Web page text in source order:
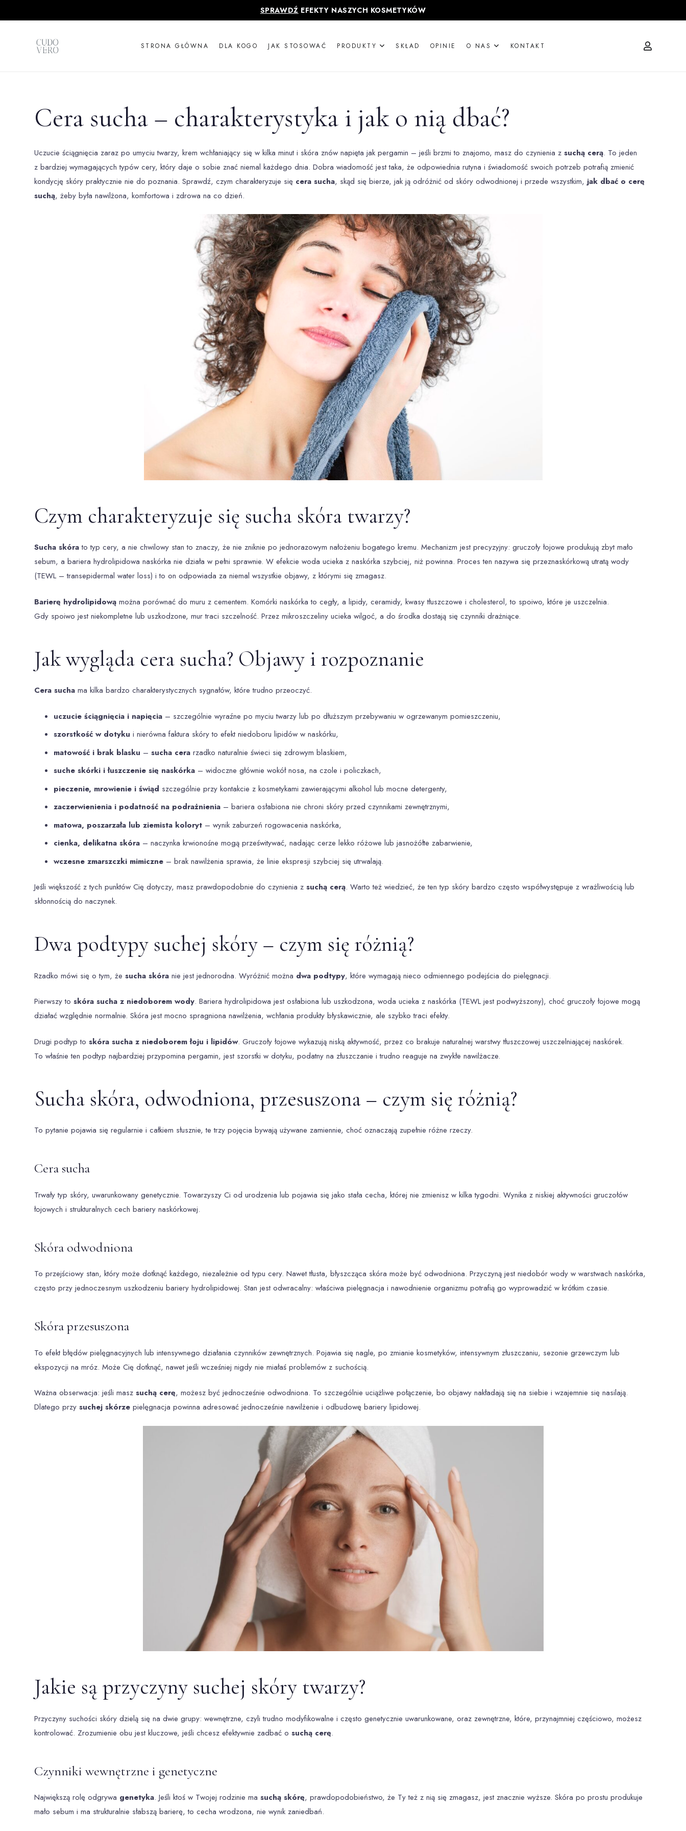
SPRAWDŹ EFEKTY NASZYCH KOSMETYKÓW
STRONA GŁÓWNA DLA KOGO JAK STOSOWAĆ PRODUKTY SKŁAD OPINIE O NAS KONTAKT
Cera sucha – charakterystyka i jak o nią dbać?
Uczucie ściągnięcia zaraz po umyciu twarzy, krem wchłaniający się w kilka minut i skóra znów napięta jak pergamin – jeśli brzmi to znajomo, masz do czynienia zsuchą cerą. To jeden
z bardziej wymagających typów cery, który daje o sobie znać niemal każdego dnia. Dobra wiadomość jest taka, że odpowiednia rutyna i świadomość swoich potrzeb potrafią zmienić
kondycję skóry praktycznie nie do poznania. Sprawdź, czym charakteryzuje się cera sucha, skąd się bierze, jak ją odróżnić od skóry odwodnionej i przede wszystkim,jak dbać o cerę
suchą, żeby była nawilżona, komfortowa i zdrowa na co dzień.
Czym charakteryzuje się sucha skóra twarzy?
Sucha skórato typ cery, a nie chwilowy stan to znaczy, że nie zniknie po jednorazowym nałożeniu bogatego kremu. Mechanizm jest precyzyjny: gruczoły łojowe produkują zbyt mało
sebum, a bariera hydrolipidowa naskórka nie działa w pełni sprawnie. W efekcie woda ucieka z naskórka szybciej, niż powinna. Proces ten nazywa się przeznaskórkową utratą wody
(TEWL – transepidermal water loss) i to on odpowiada za niemal wszystkie objawy, z którymi się zmagasz.
Barierę hydrolipidową można porównać do muru z cementem. Komórki naskórka to cegły, a lipidy, ceramidy, kwasy tłuszczowe i cholesterol, to spoiwo, które je uszczelnia.
Gdy spoiwo jest niekompletne lub uszkodzone, mur traci szczelność. Przez mikroszczeliny ucieka wilgoć, a do środka dostają się czynniki drażniące.
Jak wygląda cera sucha? Objawy i rozpoznanie
Cera sucha ma kilka bardzo charakterystycznych sygnałów, które trudno przeoczyć.
uczucie ściągnięcia i napięcia– szczególnie wyraźne po myciu twarzy lub po dłuższym przebywaniu w ogrzewanym pomieszczeniu,
szorstkość w dotyku i nierówna faktura skóry to efekt niedoboru lipidów w naskórku,
matowość i brak blasku – sucha cerarzadko naturalnie świeci się zdrowym blaskiem,
suche skórki i łuszczenie się naskórka– widoczne głównie wokół nosa, na czole i policzkach,
pieczenie, mrowienie i świąd szczególnie przy kontakcie z kosmetykami zawierającymi alkohol lub mocne detergenty,
zaczerwienienia i podatność na podrażnienia– bariera osłabiona nie chroni skóry przed czynnikami zewnętrznymi,
matowa, poszarzała lub ziemista koloryt– wynik zaburzeń rogowacenia naskórka,
cienka, delikatna skóra– naczynka krwionośne mogą prześwitywać, nadając cerze lekko różowe lub jasnożółte zabarwienie,
wczesne zmarszczki mimiczne– brak nawilżenia sprawia, że linie ekspresji szybciej się utrwalają.
Jeśli większość z tych punktów Cię dotyczy, masz prawdopodobnie do czynienia zsuchą cerą. Warto też wiedzieć, że ten typ skóry bardzo często współwystępuje z wrażliwością lub
skłonnością do naczynek.
Dwa podtypy suchej skóry – czym się różnią?
Rzadko mówi się o tym, żesucha skóra nie jest jednorodna. Wyróżnić można dwa podtypy, które wymagają nieco odmiennego podejścia do pielęgnacji.
Pierwszy toskóra sucha z niedoborem wody. Bariera hydrolipidowa jest osłabiona lub uszkodzona, woda ucieka z naskórka (TEWL jest podwyższony), choć gruczoły łojowe mogą
działać względnie normalnie. Skóra jest mocno spragniona nawilżenia, wchłania produkty błyskawicznie, ale szybko traci efekty.
Drugi podtyp toskóra sucha z niedoborem łoju i lipidów. Gruczoły łojowe wykazują niską aktywność, przez co brakuje naturalnej warstwy tłuszczowej uszczelniającej naskórek.
To właśnie ten podtyp najbardziej przypomina pergamin, jest szorstki w dotyku, podatny na złuszczanie i trudno reaguje na zwykłe nawilżacze.
Sucha skóra, odwodniona, przesuszona – czym się różnią?
To pytanie pojawia się regularnie i całkiem słusznie, te trzy pojęcia bywają używane zamiennie, choć oznaczają zupełnie różne rzeczy.
Cera sucha
Trwały typ skóry, uwarunkowany genetycznie. Towarzyszy Ci od urodzenia lub pojawia się jako stała cecha, której nie zmienisz w kilka tygodni. Wynika z niskiej aktywności gruczołów
łojowych i strukturalnych cech bariery naskórkowej.
Skóra odwodniona
To przejściowy stan, który może dotknąć każdego, niezależnie od typu cery. Nawet tłusta, błyszcząca skóra może być odwodniona. Przyczyną jest niedobór wody w warstwach naskórka,
często przy jednoczesnym uszkodzeniu bariery hydrolipidowej. Stan jest odwracalny: właściwa pielęgnacja i nawodnienie organizmu potrafią go wyprowadzić w krótkim czasie.
Skóra przesuszona
To efekt błędów pielęgnacyjnych lub intensywnego działania czynników zewnętrznych. Pojawia się nagle, po zmianie kosmetyków, intensywnym złuszczaniu, sezonie grzewczym lub
ekspozycji na mróz. Może Cię dotknąć, nawet jeśli wcześniej nigdy nie miałaś problemów z suchością.
Ważna obserwacja: jeśli maszsuchą cerę, możesz być jednocześnie odwodniona. To szczególnie uciążliwe połączenie, bo objawy nakładają się na siebie i wzajemnie się nasilają.
Dlatego przysuchej skórze pielęgnacja powinna adresować jednocześnie nawilżenie i odbudowę bariery lipidowej.
Jakie są przyczyny suchej skóry twarzy?
Przyczyny suchości skóry dzielą się na dwie grupy: wewnętrzne, czyli trudno modyfikowalne i często genetycznie uwarunkowane, oraz zewnętrzne, które, przynajmniej częściowo, możesz
kontrolować. Zrozumienie obu jest kluczowe, jeśli chcesz efektywnie zadbać osuchą cerę.
Czynniki wewnętrzne i genetyczne
Największą rolę odgrywa genetyka. Jeśli ktoś w Twojej rodzinie masuchą skórę, prawdopodobieństwo, że Ty też z nią się zmagasz, jest znacznie wyższe. Skóra po prostu produkuje
mało sebum i ma strukturalnie słabszą barierę, to cecha wrodzona, nie wynik zaniedbań.